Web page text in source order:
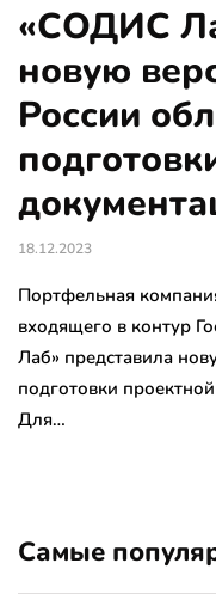
«СОДИС
новую
России
18.12.2023
Портфельная
входящего в контур
Лаб» представила
подготовки
Для…
Самые